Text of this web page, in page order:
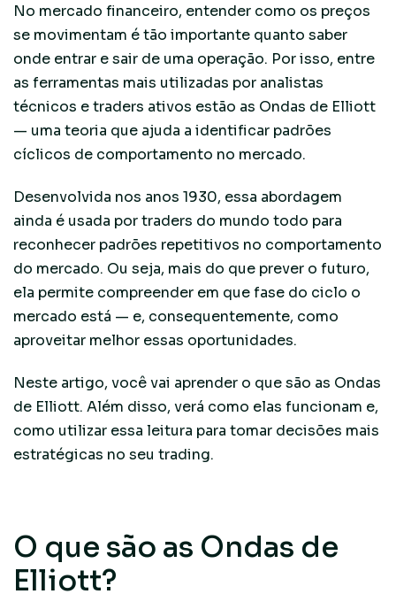
No mercado financeiro, entender como os preços
se movimentam é tão importante quanto saber
onde entrar e sair de uma operação. Por isso, entre
as ferramentas mais utilizadas por analistas
técnicos e traders ativos estão as Ondas de Elliott
— uma teoria que ajuda a identificar padrões
cíclicos de comportamento no mercado.
Desenvolvida nos anos 1930, essa abordagem
ainda é usada por traders do mundo todo para
reconhecer padrões repetitivos no comportamento
do mercado. Ou seja, mais do que prever o futuro,
ela permite compreender em que fase do ciclo o
mercado está — e, consequentemente, como
aproveitar melhor essas oportunidades.
Neste artigo, você vai aprender o que são as Ondas
de Elliott. Além disso, verá como elas funcionam e,
como utilizar essa leitura para tomar decisões mais
estratégicas no seu trading.
O que são as Ondas de
Elliott?